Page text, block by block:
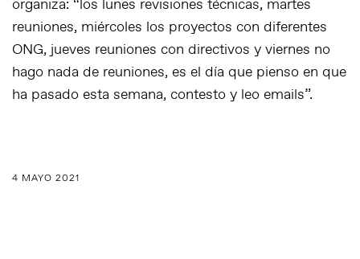
organiza: “los lunes revisiones técnicas, martes
reuniones, miércoles los proyectos con diferentes
ONG, jueves reuniones con directivos y viernes no
hago nada de reuniones, es el día que pienso en que
ha pasado esta semana, contesto y leo emails”.
4 MAYO 2021